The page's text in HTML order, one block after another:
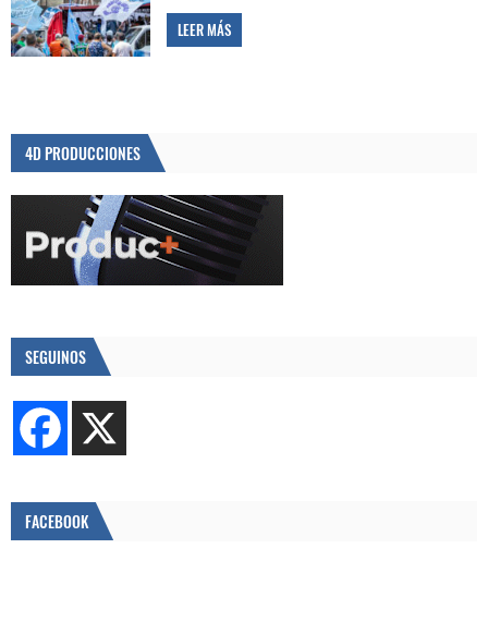
LEER MÁS
4D PRODUCCIONES
SEGUINOS
FACEBOOK